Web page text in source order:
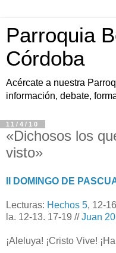
Parroquia
Córdoba
Acércate a nuestra
información, debate,
11/4/10
«Dichosos los
visto»
II DOMINGO DE
Lecturas: Hechos 5, 12-
la. 12-13. 17-19 //Juan 20
¡Aleluya! ¡Cristo Vive!